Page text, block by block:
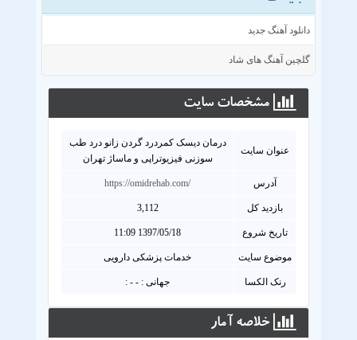
دانلود آهنگ جدید
گلچین آهنگ های شاد
مشخصات سايت
عنوان سايت
درمان دیسک کمردرد گردن زانو درد طب
سوزنی فیزیوتراپی و ماساژ تهران
آدرس https://omidrehab.com/
بازدید کل 3,112
تاریخ شروع 1397/05/18 11:09
موضوع سایت خدمات پزشکی دارویی
رنک الکسا جهانی : - - :
خلاصه آمار